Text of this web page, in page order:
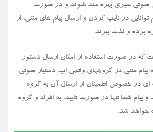
صوتی سیری بهره مند شوند و در صورت
در تایپ کردن و ارسال پیام های متنی، از
برده و لذت ببرند.
که در صورت استفاده از امکان ارسال دستور
پیام متنی در گروههای واتس اپ، دستیار صوتی
ای در خصوص اطمینان از ارسال آن به گروه
شما تنها در صورت تایید، به افراد و گروه
خواهد شد.